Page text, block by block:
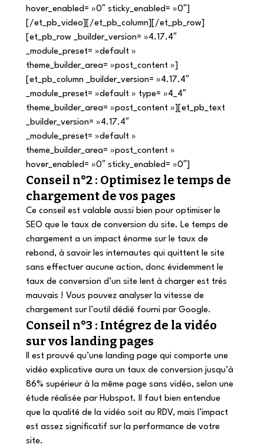
hover_enabled= »0″ sticky_enabled= »0″]
[/et_pb_video][/et_pb_column][/et_pb_row]
[et_pb_row _builder_version= »4.17.4″
_module_preset= »default »
theme_builder_area= »post_content »]
[et_pb_column _builder_version= »4.17.4″
_module_preset= »default » type= »4_4″
theme_builder_area= »post_content »][et_pb_text
_builder_version= »4.17.4″
_module_preset= »default »
theme_builder_area= »post_content »
hover_enabled= »0″ sticky_enabled= »0″]
Conseil n°2 : Optimisez le temps de
chargement de vos pages
Ce conseil est valable aussi bien pour optimiser le
SEO que le taux de conversion du site. Le temps de
chargement a un impact énorme sur le taux de
rebond, à savoir les internautes qui quittent le site
sans effectuer aucune action, donc évidemment le
taux de conversion d’un site lent à charger est très
mauvais ! Vous pouvez analyser la vitesse de
chargement sur l’outil dédié fourni par Google.
Conseil n°3 : Intégrez de la vidéo
sur vos landing pages
Il est prouvé qu’une landing page qui comporte une
vidéo explicative aura un taux de conversion jusqu’à
86% supérieur à la même page sans vidéo, selon une
étude réalisée par Hubspot. Il faut bien entendue
que la qualité de la vidéo soit au RDV, mais l’impact
est assez significatif sur la performance de votre
site.